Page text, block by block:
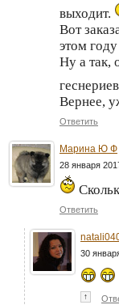
выходит.
Вот
этом
Ну а так,
Вернее,
Ответить
Марина Ю Ф
28 января
Ответить
30
↑